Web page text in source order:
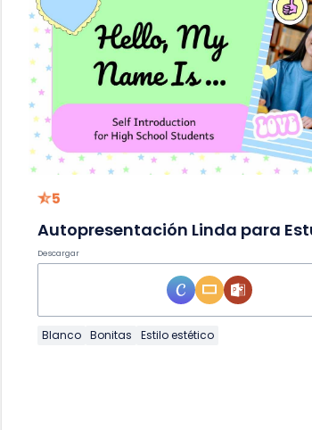
5
Descargar
Blanco Bonitas Estilo estético